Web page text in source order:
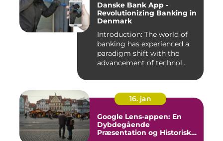
Danske Bank App -
Revolutionizing Banking in
Denmark
Introduction: The world of
banking has experienced a
paradigm shift with the
advancement of technol...
16. jan
Google Lens-appen: En
Dybdegående
Præsentation og Historisk